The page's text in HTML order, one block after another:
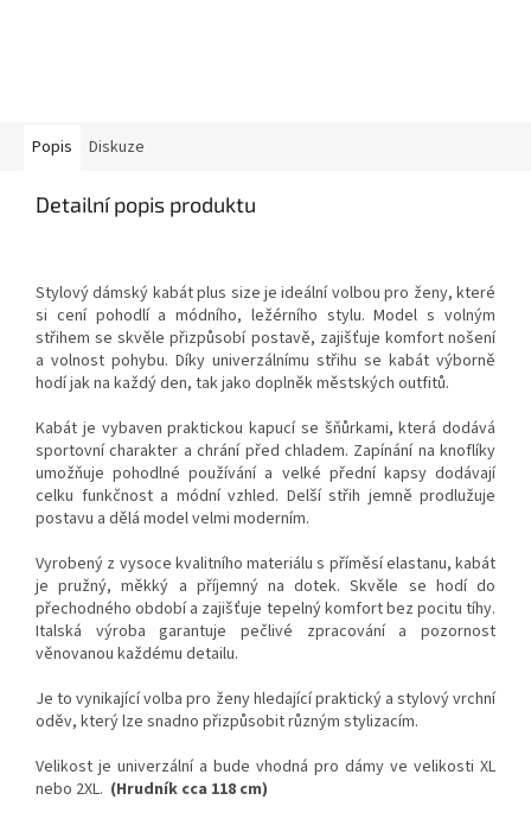
Popis Diskuze
Detailní popis produktu
Stylový dámský kabát plus size je ideální volbou pro ženy, které
si cení pohodlí a módního, ležérního stylu. Model s volným
střihem se skvěle přizpůsobí postavě, zajišťuje komfort nošení
a volnost pohybu. Díky univerzálnímu střihu se kabát výborně
hodí jak na každý den, tak jako doplněk městských outfitů.
Kabát je vybaven praktickou kapucí se šňůrkami, která dodává
sportovní charakter a chrání před chladem. Zapínání na knoflíky
umožňuje pohodlné používání a velké přední kapsy dodávají
celku funkčnost a módní vzhled. Delší střih jemně prodlužuje
postavu a dělá model velmi moderním.
Vyrobený z vysoce kvalitního materiálu s příměsí elastanu, kabát
je pružný, měkký a příjemný na dotek. Skvěle se hodí do
přechodného období a zajišťuje tepelný komfort bez pocitu tíhy.
Italská výroba garantuje pečlivé zpracování a pozornost
věnovanou každému detailu.
Je to vynikající volba pro ženy hledající praktický a stylový vrchní
oděv, který lze snadno přizpůsobit různým stylizacím.
Velikost je univerzální a bude vhodná pro dámy ve velikosti XL
nebo 2XL. (Hrudník cca 118 cm)